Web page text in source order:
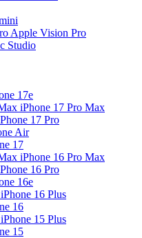
Apple Vision Pro
Studio
17e
iPhone 17 Pro Max
17 Pro
Air
17
iPhone 16 Pro Max
16 Pro
16e
iPhone 16 Plus
16
iPhone 15 Plus
15